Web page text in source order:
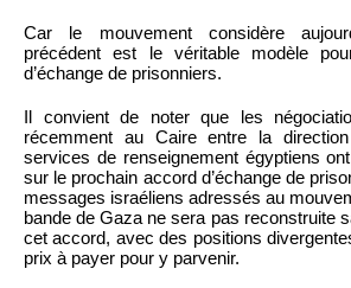
Car le mouvement considère
précédent est le véritable modèle
d’échange de prisonniers.
Il convient de noter que les
récemment au Caire entre la
services de renseignement égyptiens
sur le prochain accord d’échange de
messages israéliens adressés au
bande de Gaza ne sera pas reconstruite
cet accord, avec des positions
prix à payer pour y parvenir.